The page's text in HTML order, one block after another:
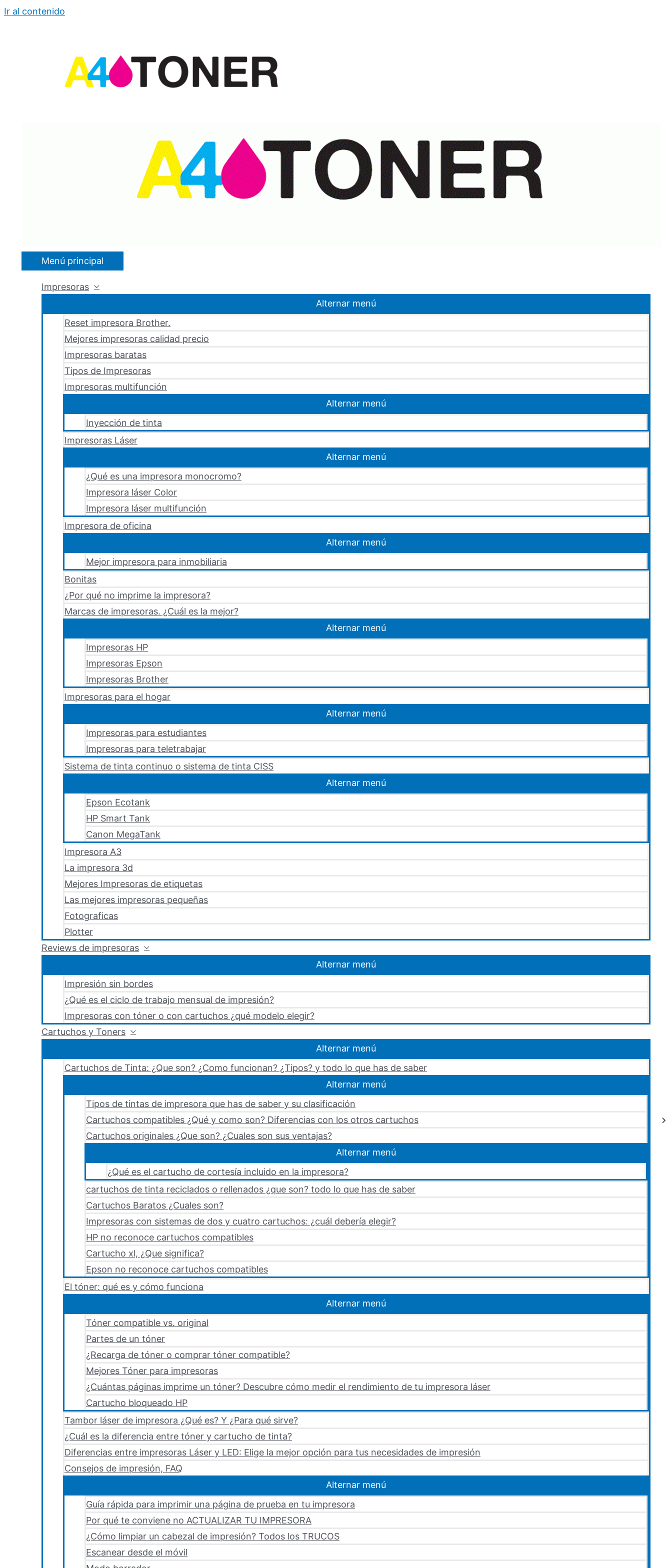
Ir al contenido
Menú principal
Impresoras
Alternar menú
Reset impresora Brother.
Mejores impresoras calidad precio
Impresoras baratas
Tipos de Impresoras
Impresoras multifunción
Alternar menú
Inyección de tinta
Impresoras Láser
Alternar menú
¿Qué es una impresora monocromo?
Impresora láser Color
Impresora láser multifunción
Impresora de oficina
Alternar menú
Mejor impresora para inmobiliaria
Bonitas
¿Por qué no imprime la impresora?
Marcas de impresoras. ¿Cuál es la mejor?
Alternar menú
Impresoras HP
Impresoras Epson
Impresoras Brother
Impresoras para el hogar
Alternar menú
Impresoras para estudiantes
Impresoras para teletrabajar
Sistema de tinta continuo o sistema de tinta CISS
Alternar menú
Epson Ecotank
HP Smart Tank
Canon MegaTank
Impresora A3
La impresora 3d
Mejores Impresoras de etiquetas
Las mejores impresoras pequeñas
Fotograficas
Plotter
Reviews de impresoras
Alternar menú
Impresión sin bordes
¿Qué es el ciclo de trabajo mensual de impresión?
Impresoras con tóner o con cartuchos ¿qué modelo elegir?
Cartuchos y Toners
Alternar menú
Cartuchos de Tinta: ¿Que son? ¿Como funcionan? ¿Tipos? y todo lo que has de saber
Alternar menú
Tipos de tintas de impresora que has de saber y su clasificación
Cartuchos compatibles ¿Qué y como son? Diferencias con los otros cartuchos
Cartuchos originales ¿Que son? ¿Cuales son sus ventajas?
Alternar menú
¿Qué es el cartucho de cortesía incluido en la impresora?
cartuchos de tinta reciclados o rellenados ¿que son? todo lo que has de saber
Cartuchos Baratos ¿Cuales son?
Impresoras con sistemas de dos y cuatro cartuchos: ¿cuál debería elegir?
HP no reconoce cartuchos compatibles
Cartucho xl, ¿Que significa?
Epson no reconoce cartuchos compatibles
El tóner: qué es y cómo funciona
Alternar menú
Tóner compatible vs. original
Partes de un tóner
¿Recarga de tóner o comprar tóner compatible?
Mejores Tóner para impresoras
¿Cuántas páginas imprime un tóner? Descubre cómo medir el rendimiento de tu impresora láser
Cartucho bloqueado HP
Tambor láser de impresora ¿Qué es? Y ¿Para qué sirve?
¿Cuál es la diferencia entre tóner y cartucho de tinta?
Diferencias entre impresoras Láser y LED: Elige la mejor opción para tus necesidades de impresión
Consejos de impresión, FAQ
Alternar menú
Guía rápida para imprimir una página de prueba en tu impresora
Por qué te conviene no ACTUALIZAR TU IMPRESORA
¿Cómo limpiar un cabezal de impresión? Todos los TRUCOS
Escanear desde el móvil